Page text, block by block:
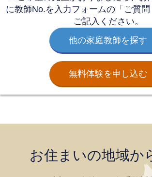
に教師No.を 入力フォームの「ご質
ご記入ください。
他の家庭教師を探す
無料体験を申し込む
お住まいの地域か